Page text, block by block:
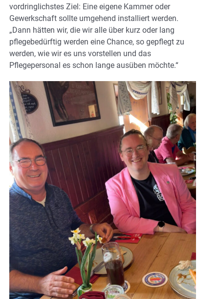
vordringlichstes Ziel: Eine eigene Kammer oder
Gewerkschaft sollte umgehend installiert werden.
„Dann hätten wir, die wir alle über kurz oder lang
pflegebedürftig werden eine Chance, so gepflegt zu
werden, wie wir es uns vorstellen und das
Pflegepersonal es schon lange ausüben möchte.“